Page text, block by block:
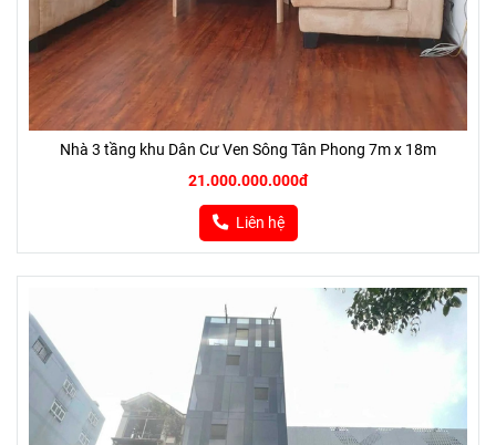
Nhà 3 tầng khu Dân Cư Ven Sông Tân Phong 7m x 18m
21.000.000.000đ
Liên hệ